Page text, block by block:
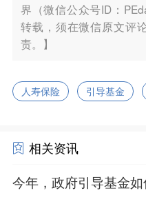
界（微信公众号ID：
转载，须在微信原文评
责。】
人寿保险 引导基金
相关资讯
今年，政府引导基金